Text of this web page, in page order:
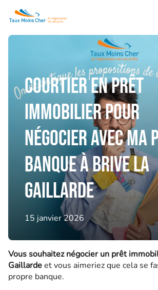
Courtier en prêt
immobilier pour
négocier avec ma
banque à Brive la
Gaillarde
15 janvier 2026
Vous souhaitez négocier un prêt
Gaillardeet vous aimeriez que cela se
propre banque.